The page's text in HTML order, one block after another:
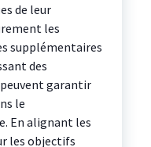
de leur
les
supplémentaires
des
garantir
le
En alignant les
les objectifs